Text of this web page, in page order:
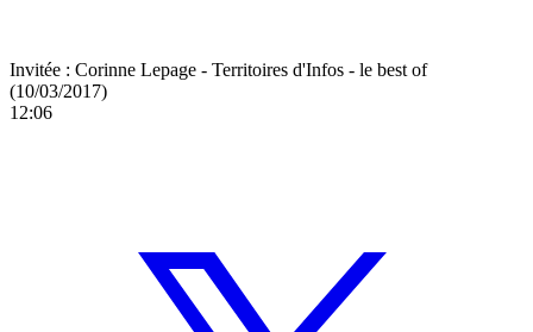
Invitée : Corinne Lepage - Territoires d'Infos - le best of
(10/03/2017)
12:06